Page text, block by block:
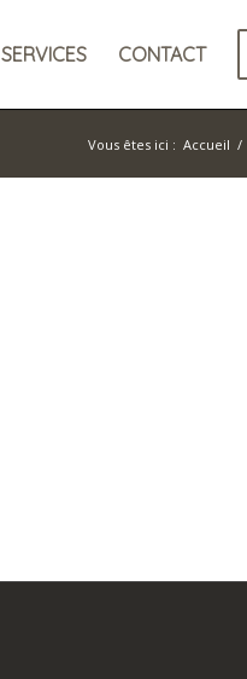
SERVICES CONTACT
Vous êtes ici : Accueil /